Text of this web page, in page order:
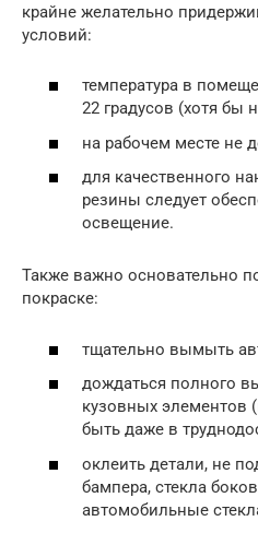
крайне желательно
условий:
температура в
22 градусов (хотя бы
на рабочем месте не
для качественного
резины следует
освещение.
Также важно основательно
покраске:
тщательно вымыть
дождаться полного
кузовных элементов
быть даже в
оклеить детали, не
бампера, стекла
автомобильные